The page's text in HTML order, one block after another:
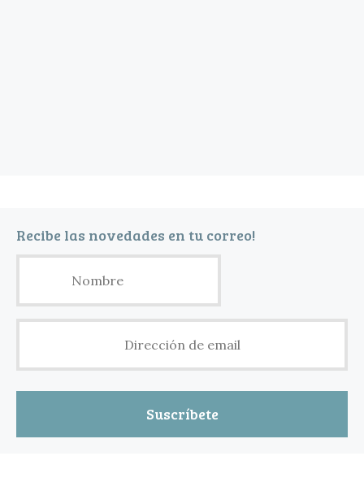
Recibe las novedades en tu correo!